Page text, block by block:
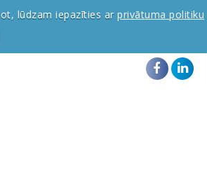
lūdzam iepazīties arprivātuma politiku